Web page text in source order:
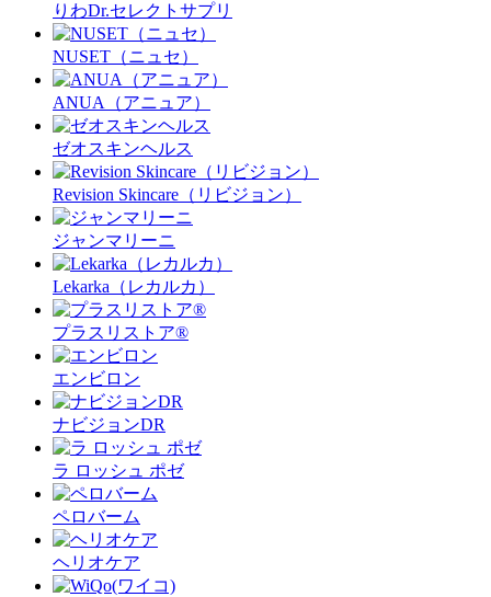
りわDr.セレクトサプリ
NUSET（ニュセ）
ANUA（アニュア）
ゼオスキンヘルス
Revision Skincare（リビジョン）
ジャンマリーニ
Lekarka（レカルカ）
プラスリストア®︎
エンビロン
ナビジョンDR
ラ ロッシュ ポゼ
ペロバーム
ヘリオケア